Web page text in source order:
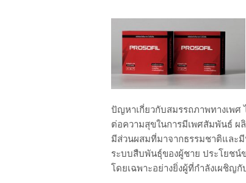
ปัญหาเกี่ยวกับสมรรถภาพทางเพศ
ต่อความสุขในการมีเพศสัมพันธ์
มีส่วนผสมที่มาจากธรรมชาติและมี
ระบบสืบพันธุ์ของผู้ชาย ประโยชน์
โดยเฉพาะอย่างยิ่งผู้ที่กำลังเผชิญ